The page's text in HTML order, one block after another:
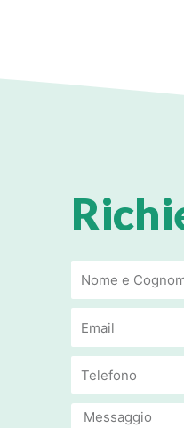
Email
Email
Message